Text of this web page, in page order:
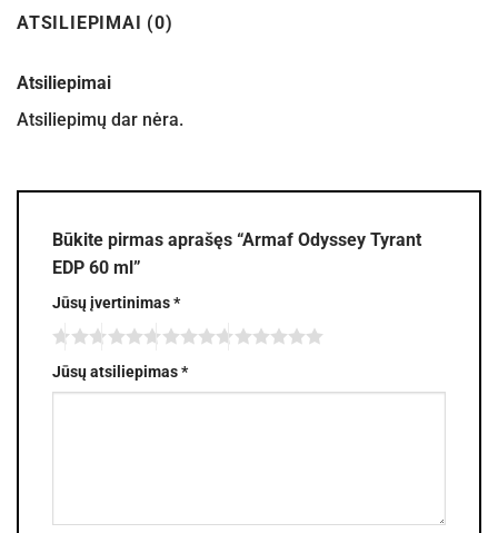
ATSILIEPIMAI (0)
Atsiliepimai
Atsiliepimų dar nėra.
Būkite pirmas aprašęs “Armaf Odyssey Tyrant
EDP 60 ml”
Jūsų įvertinimas*
Jūsų atsiliepimas*